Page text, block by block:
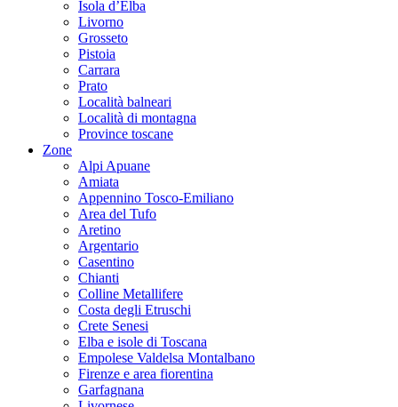
Isola d’Elba
Livorno
Grosseto
Pistoia
Carrara
Prato
Località balneari
Località di montagna
Province toscane
Zone
Alpi Apuane
Amiata
Appennino Tosco-Emiliano
Area del Tufo
Aretino
Argentario
Casentino
Chianti
Colline Metallifere
Costa degli Etruschi
Crete Senesi
Elba e isole di Toscana
Empolese Valdelsa Montalbano
Firenze e area fiorentina
Garfagnana